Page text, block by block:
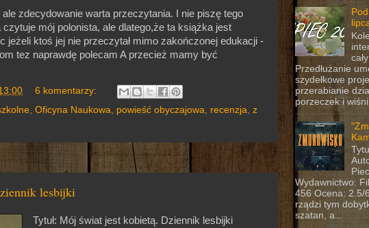
ale zdecydowanie warta przeczytania. I nie piszę tego
mój polonista, ale dlatego,że ta książka jest
jeżeli ktoś jej nie przeczytał mimo zakończonej edukacji -
tez naprawdę polecam A przecież mamy być
6 komentarzy:
Oficyna Naukowa powieść obyczajowa recenzja z
lesbijki
Tytuł: Mój świat jest kobietą. Dziennik lesbijki
Przedłużanie
szydełkowe
przerabianie
porzeczek i wiśni,
Wydawnictwo:
456 Ocena: 2.5/
rządzi tym
szatan, a...